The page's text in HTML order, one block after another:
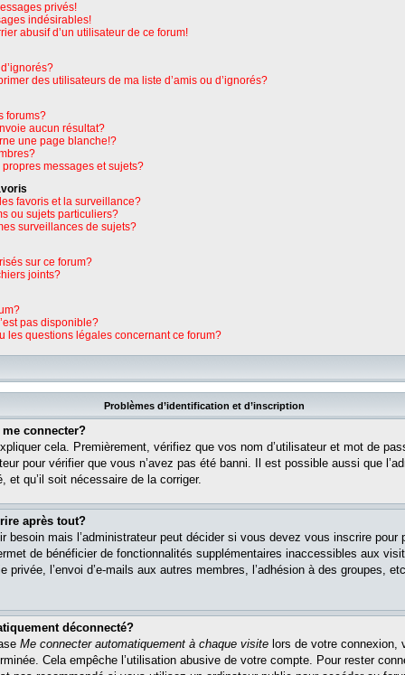
privés!
indésirables!
abusif d’un utilisateur de ce forum!
des utilisateurs de ma liste d’amis ou d’ignorés?
forums?
aucun résultat?
une page blanche!?
messages et sujets?
favoris et la surveillance?
ou sujets particuliers?
surveillances de sujets?
sur ce forum?
joints?
pas disponible?
les questions légales concernant ce forum?
Problèmes d’identification et d’inscription
connecter?
cela. Premièrement, vérifiez que vos nom d’utilisateur et mot de
pour vérifier que vous n’avez pas été banni. Il est possible aussi que
et qu’il soit nécessaire de la corriger.
après tout?
besoin mais l’administrateur peut décider si vous devez vous inscrire pour
de bénéficier de fonctionnalités supplémentaires inaccessibles aux
privée, l’envoi d’e-mails aux autres membres, l’adhésion à des groupes,
déconnecté?
Me connecter automatiquement à chaque visite lors de votre connexion,
Cela empêche l’utilisation abusive de votre compte. Pour rester